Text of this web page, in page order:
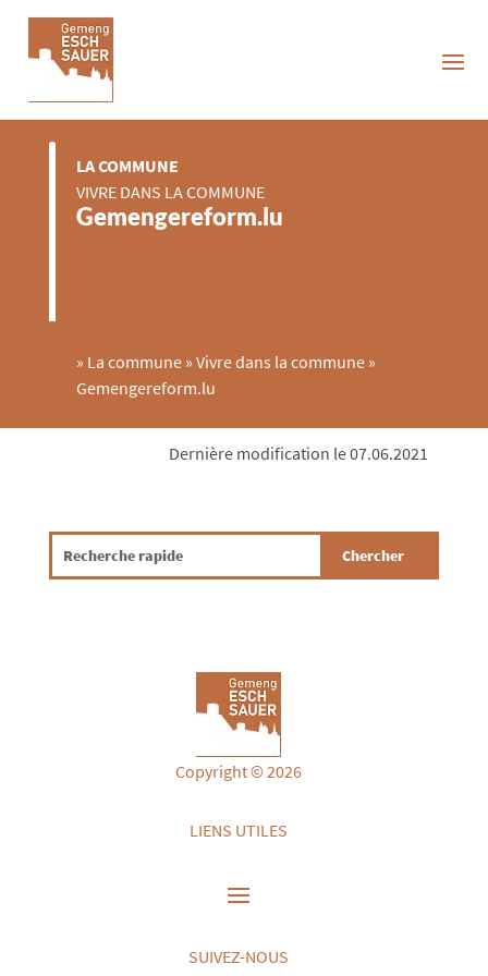
LA COMMUNE
VIVRE DANS LA COMMUNE
Gemengereform.lu
» La commune » Vivre dans la commune »
Gemengereform.lu
Dernière modification le 07.06.2021
Copyright © 2026
LIENS UTILES
SUIVEZ-NOUS